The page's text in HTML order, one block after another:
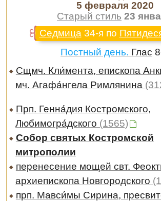
Старый стиль 23
5 февраля 2020
Седмица 34-я по
Постный день. Глас
Сщмч. Кли́мента, епископа
мч. Агафа́нгела Римлянина
Прп. Генна́дия Костромского,
Любимогра́дского (1565)
Собор святых Костромской
митрополии
перенесение мощей свт.
архиепископа Новгородского
прп. Мавси́мы Сирина,